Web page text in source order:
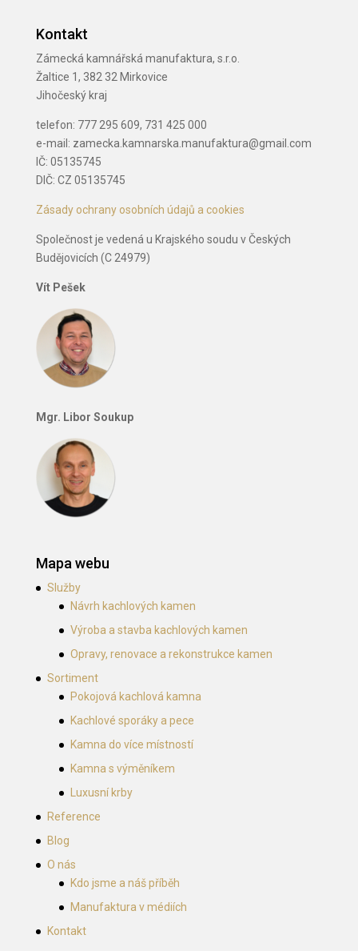
Kontakt
Zámecká kamnářská manufaktura, s.r.o.
Žaltice 1, 382 32 Mirkovice
Jihočeský kraj
telefon: 777 295 609, 731 425 000
e-mail: zamecka.kamnarska.manufaktura@gmail.com
IČ: 05135745
DIČ: CZ 05135745
Zásady ochrany osobních údajů a cookies
Společnost je vedená u Krajského soudu v Českých
Budějovicích (C 24979)
Vít Pešek
Mgr. Libor Soukup
Mapa webu
Služby
Návrh kachlových kamen
Výroba a stavba kachlových kamen
Opravy, renovace a rekonstrukce kamen
Sortiment
Pokojová kachlová kamna
Kachlové sporáky a pece
Kamna do více místností
Kamna s výměníkem
Luxusní krby
Reference
Blog
O nás
Kdo jsme a náš příběh
Manufaktura v médiích
Kontakt